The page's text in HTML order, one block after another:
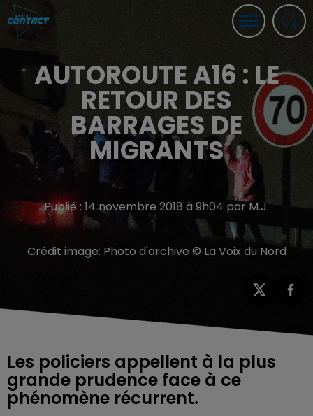
AUTOROUTE A16 : LE
RETOUR DES
BARRAGES DE
MIGRANTS
Publié : 14 novembre 2018 à 9h04 par M.J.
Crédit image: Photo d'archive © La Voix du Nord
Les policiers appellent à la plus
grande prudence face à ce
phénomène récurrent.